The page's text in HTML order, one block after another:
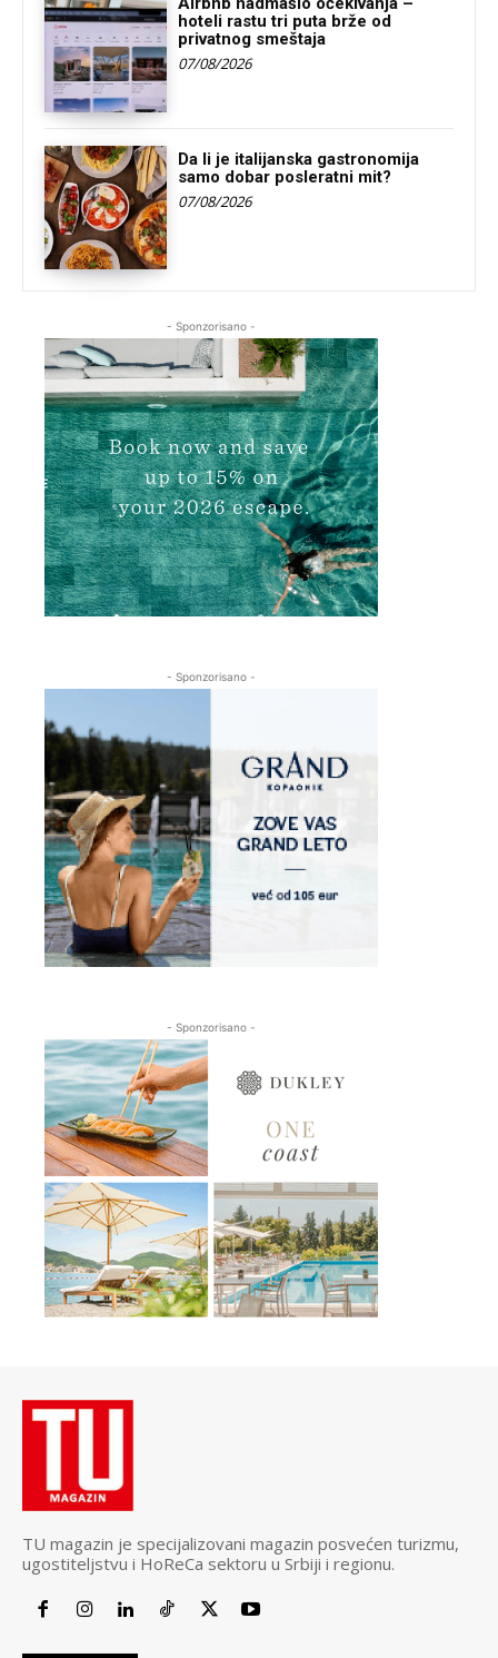
hoteli rastu tri puta brže od
privatnog smeštaja
07/08/2026
Da li je italijanska gastronomija
samo dobar posleratni mit?
07/08/2026
- Sponzorisano -
- Sponzorisano -
- Sponzorisano -
TU magazin je specijalizovani magazin posvećen turizmu,
ugostiteljstvu i HoReCa sektoru u Srbiji i regionu.